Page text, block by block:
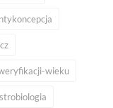
wieku